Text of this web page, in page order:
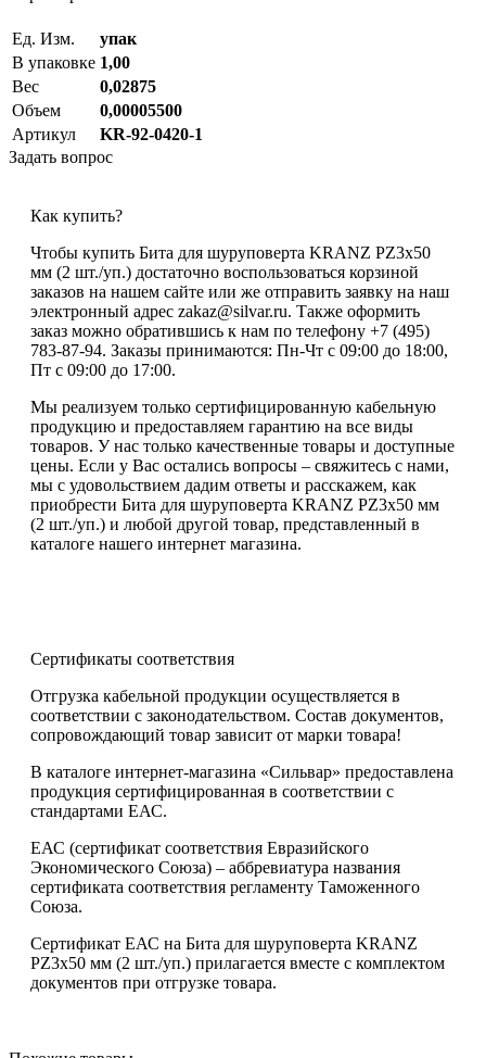
Ед. Изм.
упак
В упаковке 1,00
Вес
0,02875
Объем
0,00005500
Артикул
KR-92-0420-1
Задать вопрос
Как купить?
Чтобы купить Бита для шуруповерта KRANZ PZ3х50
мм (2 шт./уп.) достаточно воспользоваться корзиной
заказов на нашем сайте или же отправить заявку на наш
электронный адрес zakaz@silvar.ru. Также оформить
заказ можно обратившись к нам по телефону +7 (495)
783-87-94. Заказы принимаются: Пн-Чт с 09:00 до 18:00,
Пт с 09:00 до 17:00.
Мы реализуем только сертифицированную кабельную
продукцию и предоставляем гарантию на все виды
товаров. У нас только качественные товары и доступные
цены. Если у Вас остались вопросы – свяжитесь с нами,
мы с удовольствием дадим ответы и расскажем, как
приобрести Бита для шуруповерта KRANZ PZ3х50 мм
(2 шт./уп.) и любой другой товар, представленный в
каталоге нашего интернет магазина.
Сертификаты соответствия
Отгрузка кабельной продукции осуществляется в
соответствии с законодательством. Состав документов,
сопровождающий товар зависит от марки товара!
В каталоге интернет-магазина «Сильвар» предоставлена
продукция сертифицированная в соответствии с
стандартами ЕАС.
ЕАС (сертификат соответствия Евразийского
Экономического Союза) – аббревиатура названия
сертификата соответствия регламенту Таможенного
Союза.
Сертификат ЕАС на Бита для шуруповерта KRANZ
PZ3х50 мм (2 шт./уп.) прилагается вместе с комплектом
документов при отгрузке товара.